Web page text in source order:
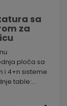
sa
za
ploča sa
i 4+n sisteme
table:...